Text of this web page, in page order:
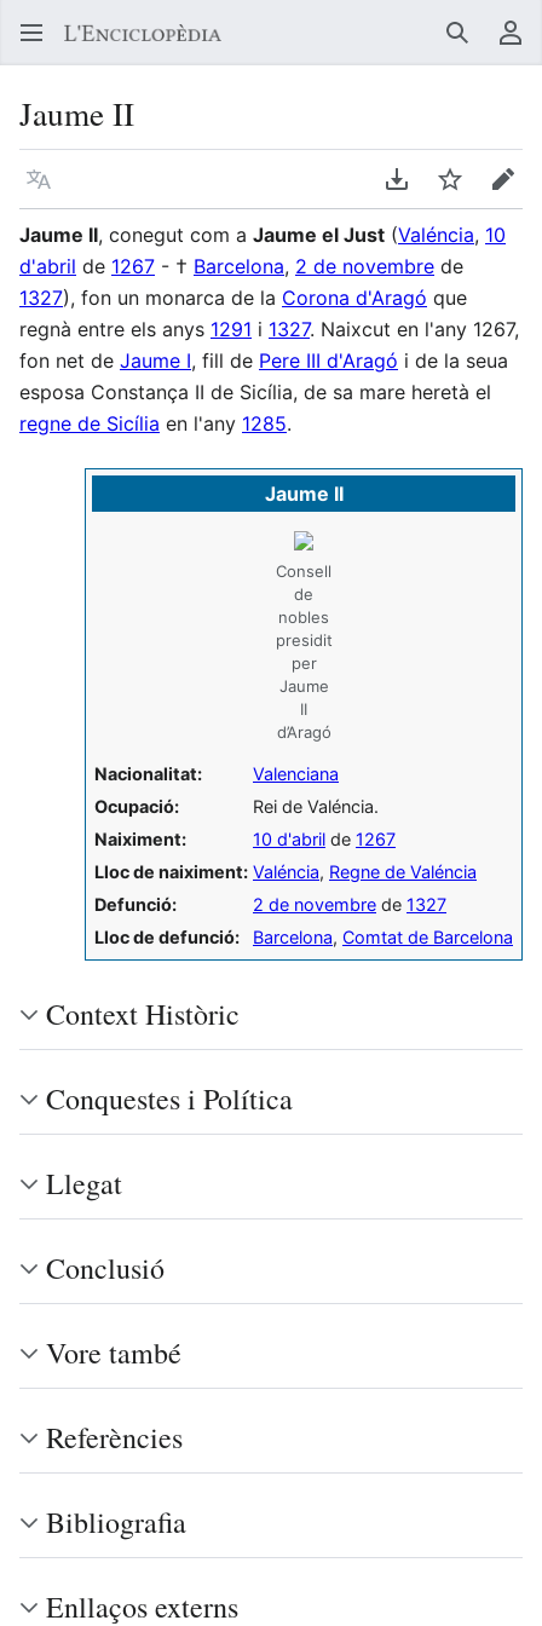
Buscar
Jaume II
Llegir en un atre idioma Descarregar en
Vigilar
Jaume II, conegut com a Jaume el Just (Valéncia, 10
d'abril de 1267 - † Barcelona, 2 de novembre de
1327), fon un monarca de la Corona d'Aragó que
regnà entre els anys 1291 i 1327. Naixcut en l'any 1267,
fon net de Jaume I, fill de Pere III d'Aragó i de la seua
esposa Constança II de Sicília, de sa mare heretà el
regne de Sicília en l'any 1285.
Jaume II
Consell
de
nobles
presidit
per
Jaume
II
d’Aragó
Nacionalitat:
Valenciana
Ocupació:
Rei de Valéncia.
Naiximent:
10 d'abril de 1267
Lloc de naiximent: Valéncia, Regne de Valéncia
Defunció:
2 de novembre de 1327
Lloc de defunció:
Barcelona, Comtat de Barcelona
Context Històric
Conquestes i Política
Llegat
Conclusió
Vore també
Referències
Bibliografia
Enllaços externs